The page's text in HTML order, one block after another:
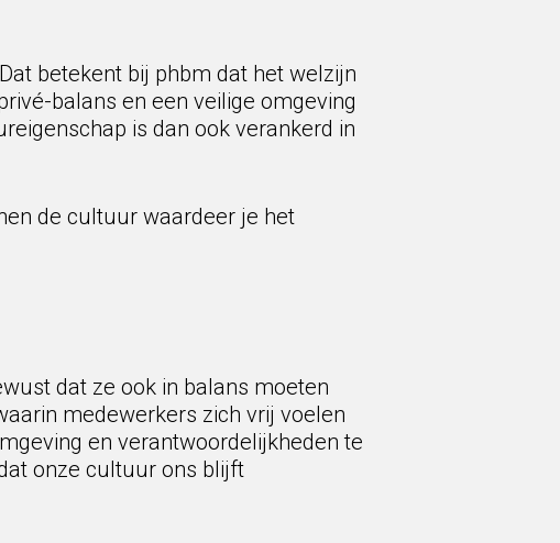
betekent bij phbm dat het welzijn
balans en een veilige omgeving
is dan ook verankerd in
de cultuur waardeer je het
dat ze ook in balans moeten
medewerkers zich vrij voelen
en verantwoordelijkheden te
onze cultuur ons blijft